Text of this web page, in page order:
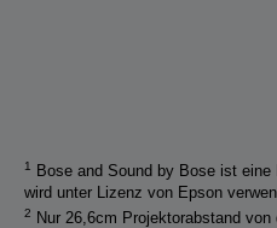
1
Bose and Sound by Bose ist
wird unter Lizenz von Epson
2 Nur 26,6cm Projektorabstand von